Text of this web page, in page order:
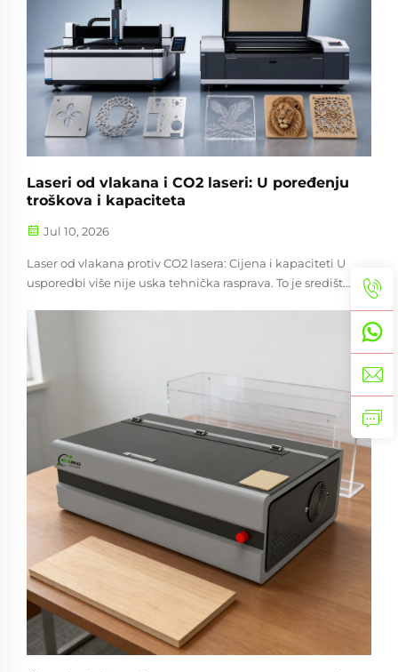
Laseri od vlakana i CO2 laseri: U poređenju
troškova i kapaciteta
Jul 10, 2026
Laser od vlakana protiv CO2 lasera: Cijena i kapaciteti U
usporedbi više nije uska tehnička rasprava. To je središte
troškova rada. U izbor laserskih rezača, usporedba
vlakana L...